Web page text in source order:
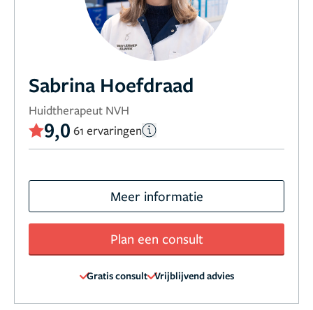
Sabrina Hoefdraad
Huidtherapeut NVH
9,0 61 ervaringen
Meer informatie
Plan een consult
Gratis consult Vrijblijvend advies